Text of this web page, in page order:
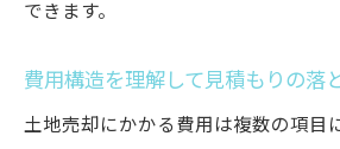
できます。
費用構造を理解して見積もりの落
土地売却にかかる費用は複数の項目